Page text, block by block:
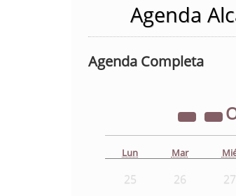
Agenda
Agenda Completa
Lun Mar
25 26 27